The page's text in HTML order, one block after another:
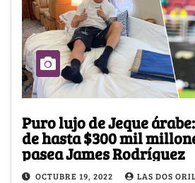
Puro lujo de Jeque
de hasta $300 mil
pasea James Rodríguez
OCTUBRE 19, 2022 LAS DOS